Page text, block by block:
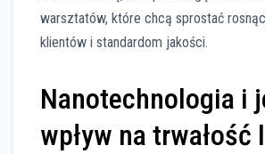
warsztatów, które chcą sprostać
klientów i standardom jakości.
Nanotechnologia i
wpływ na trwałość